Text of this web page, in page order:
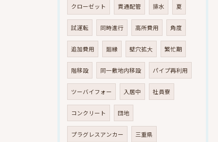
クローゼット 貫通配管 排水 夏
試運転 同時進行 高所費用 角度
追加費用 廻縁 壁穴拡大 繁忙期
階移設 同一敷地内移設 パイプ再利用
ツーバイフォー 入居中 社員寮
コンクリート 団地
プラグレスアンカー 三重県